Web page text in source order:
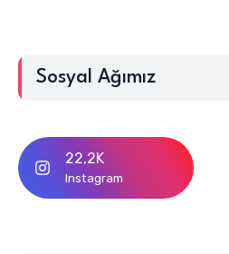
Sosyal Ağımız
22,2K
Instagram